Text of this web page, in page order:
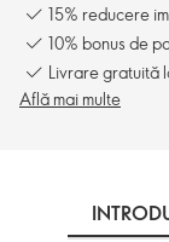
15% reducere
10% bonus de
Livrare gratuită
Află mai multe